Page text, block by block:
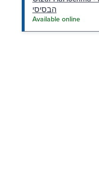
הבסיסי
Available online